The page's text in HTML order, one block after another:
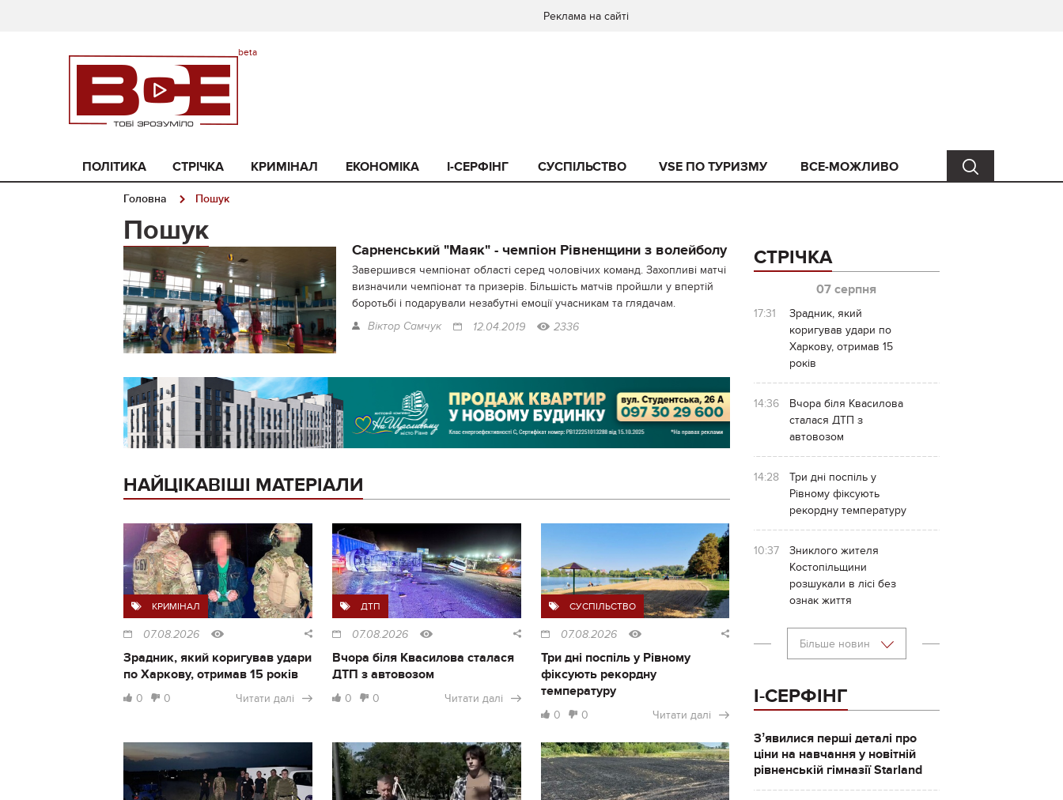
Реклама на сайті
ПОЛІТИКА СТРІЧКА КРИМІНАЛ ЕКОНОМІКА I-СЕРФІНГ СУСПІЛЬСТВО VSE ПО ТУРИЗМУ ВСЕ-МОЖЛИВО
Головна Пошук
Пошук
Сарненський "Маяк" - чемпіон Рівненщини з волейболу
Завершився чемпіонат області серед чоловічих команд. Захопливі матчі
визначили чемпіонат та призерів. Більшість матчів пройшли у впертій
боротьбі і подарували незабутні емоції учасникам та глядачам.
Віктор Самчук 12.04.2019 2336
НАЙЦІКАВІШІ МАТЕРІАЛИ
КРИМІНАЛ
07.08.2026
Зрадник, який коригував удари
по Харкову, отримав 15 років
0 0 Читати далі
ДТП
07.08.2026
Вчора біля Квасилова сталася
ДТП з автовозом
0 0 Читати далі
СУСПІЛЬСТВО
07.08.2026
Три дні поспіль у Рівному
фіксують рекордну
температуру
0 0 Читати далі
СТРІЧКА
07 серпня
17:31
Зрадник, який
коригував удари по
Харкову, отримав 15
років
14:36
Вчора біля Квасилова
сталася ДТП з
автовозом
14:28
Три дні поспіль у
Рівному фіксують
рекордну температуру
10:37
Зниклого жителя
Костопільщини
розшукали в лісі без
ознак життя
Більше новин
І-СЕРФІНГ
Зʼявилися перші деталі про
ціни на навчання у новітній
рівненській гімназії Starland